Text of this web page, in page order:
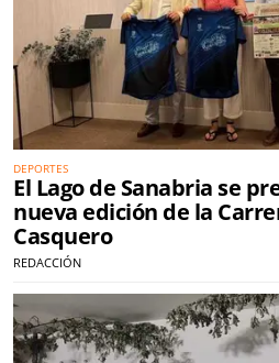
DEPORTES
El Lago de Sanabria se
nueva edición de la
Casquero
REDACCIÓN